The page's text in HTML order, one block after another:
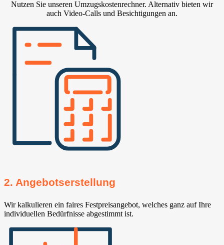
Nutzen Sie unseren Umzugskostenrechner. Alternativ bieten wir
auch Video-Calls und Besichtigungen an.
2. Angebotserstellung
Wir kalkulieren ein faires Festpreisangebot, welches ganz auf Ihre
individuellen Bedürfnisse abgestimmt ist.